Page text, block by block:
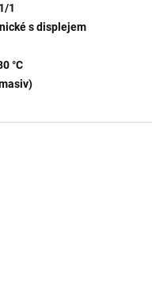
1
s displejem
°C